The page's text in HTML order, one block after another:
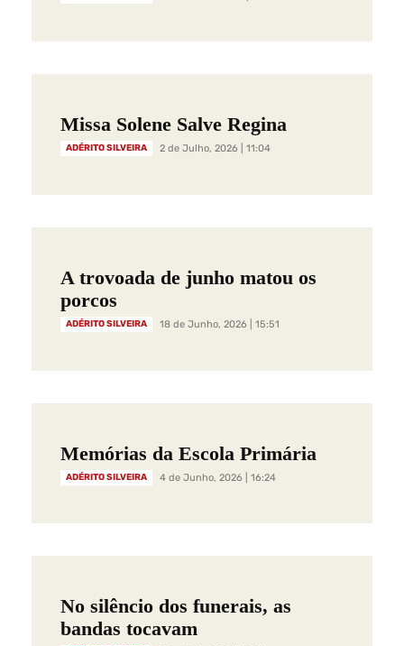
Missa Solene Salve Regina
ADÉRITO SILVEIRA 2 de Julho, 2026 | 11:04
A trovoada de junho matou os
porcos
ADÉRITO SILVEIRA 18 de Junho, 2026 | 15:51
Memórias da Escola Primária
ADÉRITO SILVEIRA 4 de Junho, 2026 | 16:24
No silêncio dos funerais, as
bandas tocavam